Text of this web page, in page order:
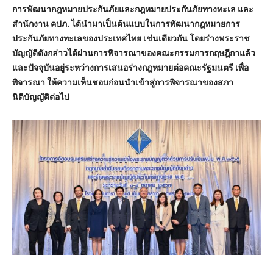
การพัฒนากฎหมายประกันภัยและกฎหมายประกันภัยทางทะเล และ
สำนักงาน คปภ. ได้นำมาเป็นต้นแบบในการพัฒนากฎหมายการ
ประกันภัยทางทะเลของประเทศไทย เช่นเดียวกัน โดยร่างพระราช
บัญญัติดังกล่าวได้ผ่านการพิจารณาของคณะกรรมการกฤษฎีกาแล้ว
และปัจจุบันอยู่ระหว่างการเสนอร่างกฎหมายต่อคณะรัฐมนตรี เพื่อ
พิจารณา ให้ความเห็นชอบก่อนนำเข้าสู่การพิจารณาของสภา
นิติบัญญัติต่อไป